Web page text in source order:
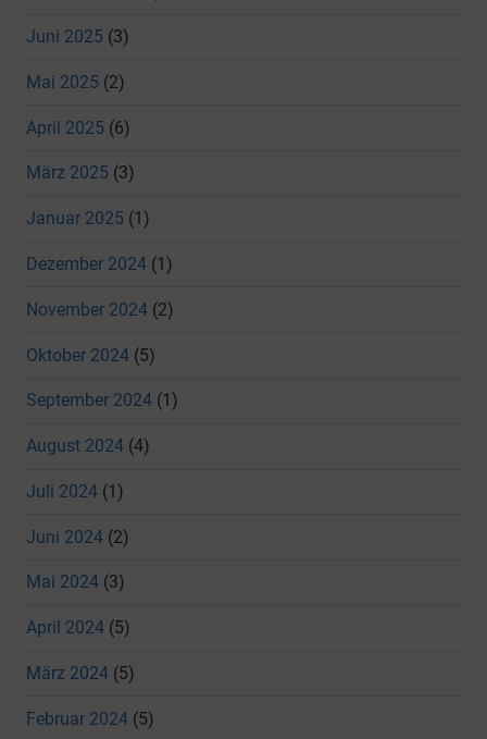
Juni 2025 (3)
Mai 2025 (2)
April 2025 (6)
März 2025 (3)
Januar 2025 (1)
Dezember 2024 (1)
November 2024 (2)
Oktober 2024 (5)
September 2024 (1)
August 2024 (4)
Juli 2024 (1)
Juni 2024 (2)
Mai 2024 (3)
April 2024 (5)
März 2024 (5)
Februar 2024 (5)